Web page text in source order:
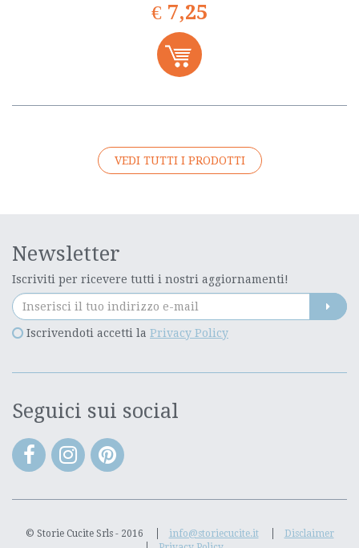
€ 7,25
VEDI TUTTI I PRODOTTI
Newsletter
Iscriviti per ricevere tutti i nostri aggiornamenti!
Iscrivendoti accetti la Privacy Policy
Seguici sui social
© Storie Cucite Srls - 2016 info@storiecucite.it
Disclaimer